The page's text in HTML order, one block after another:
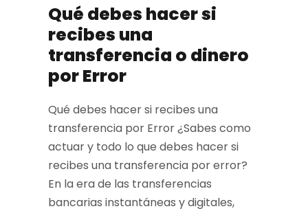
Qué debes hacer si
recibes una
transferencia o dinero
por Error
Qué debes hacer si recibes una
transferencia por Error ¿Sabes como
actuar y todo lo que debes hacer si
recibes una transferencia por error?
En la era de las transferencias
bancarias instantáneas y digitales,